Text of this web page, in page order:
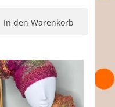
129,00 €75,00 €.
In den Warenkorb